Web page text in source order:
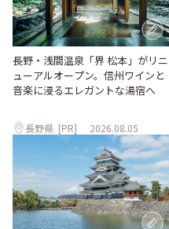
長野・浅間温泉「界 松本」がリニ
ューアルオープン。信州ワインと
音楽に浸るエレガントな湯宿へ
長野県 [PR] 2026.08.05